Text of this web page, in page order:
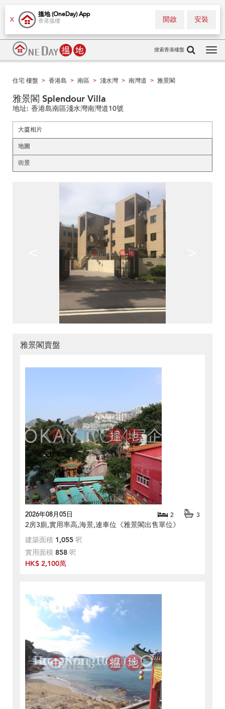
X
搵地 (OneDay) App
香港搵樓 安裝
開啟
搜索香港樓盤
住宅 樓盤 > 香港島 > 南區 > 淺水灣 > 南灣道 > 雅景閣
雅景閣 Splendour Villa
地址: 香港島南區淺水灣南灣道10號
大廈相片
地圖
街景
雅景閣賣盤
2026年08月05日 2 3
2房3廁,實用率高,海景,連車位《雅景閣出售單位》
建築面積 1,055 呎
實用面積 858 呎
HK$ 2,100萬